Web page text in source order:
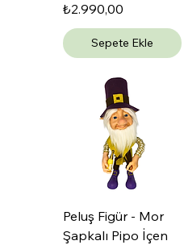
Fiyat
₺2.990,00
Sepete Ekle
Peluş Figür - Mor
Şapkalı Pipo İçen